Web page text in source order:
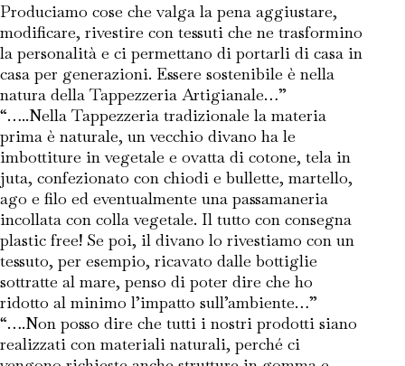
Produciamo cose che valga la pena aggiustare,
modificare, rivestire con tessuti che ne trasformino
la personalità e ci permettano di portarli di casa in
casa per generazioni. Essere sostenibile è nella
natura della Tappezzeria Artigianale…”
“…..Nella Tappezzeria tradizionale la materia
prima è naturale, un vecchio divano ha le
imbottiture in vegetale e ovatta di cotone, tela in
juta, confezionato con chiodi e bullette, martello,
ago e filo ed eventualmente una passamaneria
incollata con colla vegetale. Il tutto con consegna
plastic free! Se poi, il divano lo rivestiamo con un
tessuto, per esempio, ricavato dalle bottiglie
sottratte al mare, penso di poter dire che ho
ridotto al minimo l’impatto sull’ambiente…”
“….Non posso dire che tutti i nostri prodotti siano
realizzati con materiali naturali, perché ci